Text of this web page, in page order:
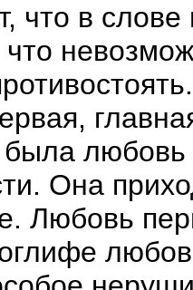
что в
любовь
Она
Любовь